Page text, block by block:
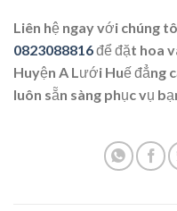
Liên hệ ngay với chúng
0823088816để đặt hoa
Huyện A Lưới Huế đẳng
luôn sẵn sàng phục vụ